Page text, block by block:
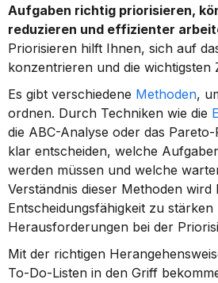
Aufgaben richtig priorisieren,
reduzieren und effizienter
Priorisieren hilft Ihnen, sich auf
konzentrieren und die wichtigsten
Es gibt verschiedene Methoden,
ordnen. Durch Techniken wie die
die ABC-Analyse oder das
klar entscheiden, welche
werden müssen und welche
Verständnis dieser Methoden
Entscheidungsfähigkeit zu stärken
Herausforderungen bei der
Mit der richtigen
To-Do-Listen in den Griff